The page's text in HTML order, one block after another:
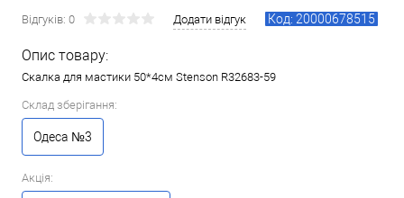
Відгуків: 0 Додати відгук Код: 20000678515
Опис товару:
Скалка для мастики 50*4см Stenson R32683-59
Склад зберігання:
Одеса №3
Акція: